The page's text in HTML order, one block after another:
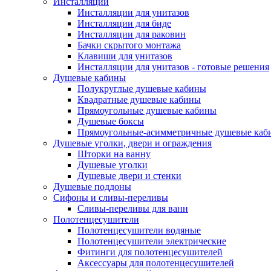
Инсталляции для унитазов
Инсталляции для биде
Инсталляции для раковин
Бачки скрытого монтажа
Клавиши для унитазов
Инсталляции для унитазов - готовые решения
Душевые кабины
Полукруглые душевые кабины
Квадратные душевые кабины
Прямоугольные душевые кабины
Душевые боксы
Прямоугольные-асимметричные душевые
Душевые уголки, двери и ограждения
Шторки на ванну
Душевые уголки
Душевые двери и стенки
Душевые поддоны
Сифоны и сливы-переливы
Сливы-переливы для ванн
Полотенцесушители
Полотенцесушители водяные
Полотенцесушители электрические
Фитинги для полотенцесушителей
Аксессуары для полотенцесушителей